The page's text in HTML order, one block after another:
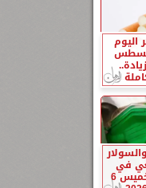
اليوم
6 أغسطس
في
مصر اليوم الخميس 6